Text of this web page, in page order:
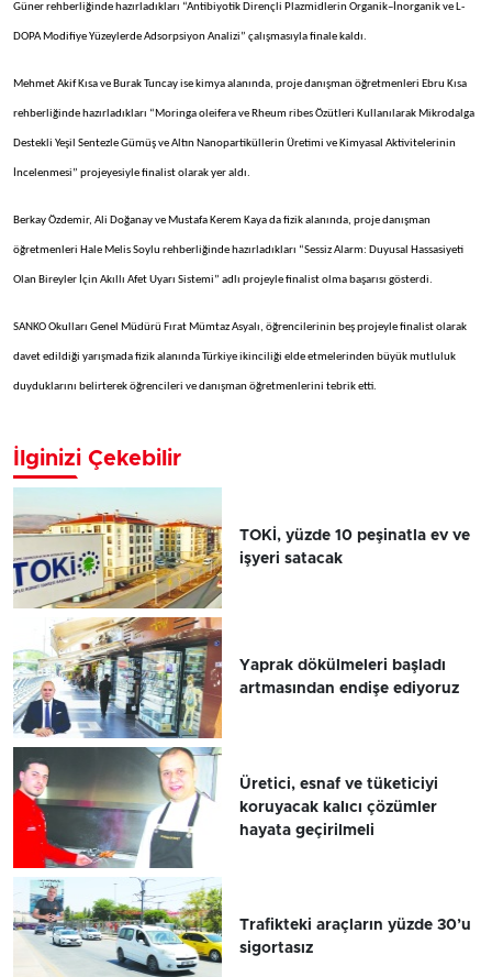
Güner rehberliğinde hazırladıkları “Antibiyotik Dirençli Plazmidlerin Organik–İnorganik ve L-
DOPA Modifiye Yüzeylerde Adsorpsiyon Analizi” çalışmasıyla finale kaldı.
Mehmet Akif Kısa ve Burak Tuncay ise kimya alanında, proje danışman öğretmenleri Ebru Kısa
rehberliğinde hazırladıkları “Moringa oleifera ve Rheum ribes Özütleri Kullanılarak Mikrodalga
Destekli Yeşil Sentezle Gümüş ve Altın Nanopartiküllerin Üretimi ve Kimyasal Aktivitelerinin
İncelenmesi” projeyesiyle finalist olarak yer aldı.
Berkay Özdemir, Ali Doğanay ve Mustafa Kerem Kaya da fizik alanında, proje danışman
öğretmenleri Hale Melis Soylu rehberliğinde hazırladıkları “Sessiz Alarm: Duyusal Hassasiyeti
Olan Bireyler İçin Akıllı Afet Uyarı Sistemi” adlı projeyle finalist olma başarısı gösterdi.
SANKO Okulları Genel Müdürü Fırat Mümtaz Asyalı, öğrencilerinin beş projeyle finalist olarak
davet edildiği yarışmada fizik alanında Türkiye ikinciliği elde etmelerinden büyük mutluluk
duyduklarını belirterek öğrencileri ve danışman öğretmenlerini tebrik etti.
İlginizi Çekebilir
TOKİ, yüzde 10 peşinatla ev ve
işyeri satacak
Yaprak dökülmeleri başladı
artmasından endişe ediyoruz
Üretici, esnaf ve tüketiciyi
koruyacak kalıcı çözümler
hayata geçirilmeli
Trafikteki araçların yüzde 30’u
sigortasız